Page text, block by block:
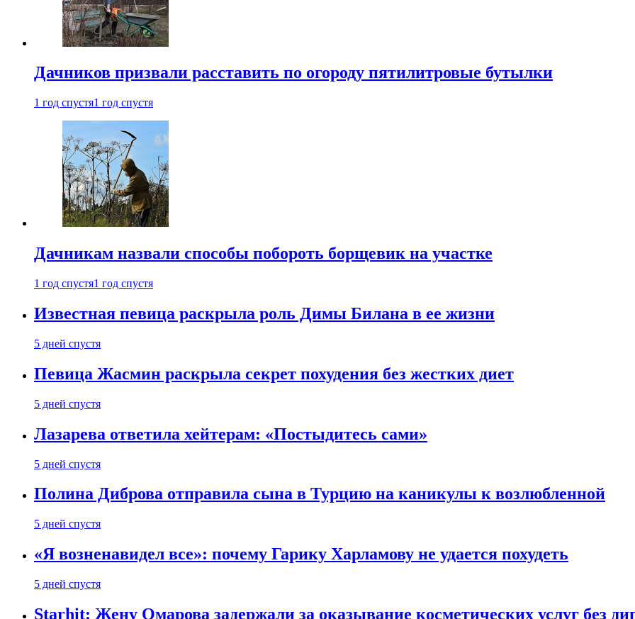
Дачников призвали расставить по огороду пятилитровые бутылки
1 год спустя1 год спустя
Дачникам назвали способы побороть борщевик на участке
1 год спустя1 год спустя
Известная певица раскрыла роль Димы Билана в ее жизни
5 дней спустя
Певица Жасмин раскрыла секрет похудения без жестких диет
5 дней спустя
Лазарева ответила хейтерам: «Постыдитесь сами»
5 дней спустя
Полина Диброва отправила сына в Турцию на каникулы к возлюбленной
5 дней спустя
«Я возненавидел все»: почему Гарику Харламову не удается похудеть
5 дней спустя
Starhit: Жену Омарова задержали за оказывание косметических услуг без